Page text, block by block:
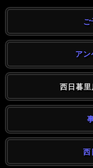
ご
アン
西日暮里
西